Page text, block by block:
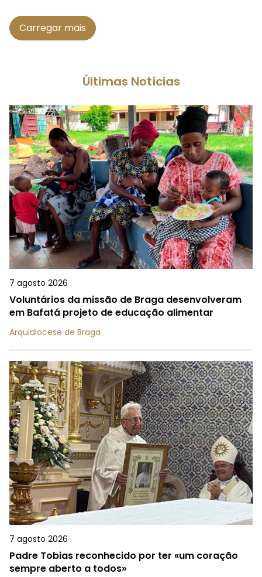
Carregar mais
Últimas Notícias
7 agosto 2026
Voluntários da missão de Braga desenvolveram
em Bafatá projeto de educação alimentar
Arquidiocese de Braga
7 agosto 2026
Padre Tobias reconhecido por ter «um coração
sempre aberto a todos»